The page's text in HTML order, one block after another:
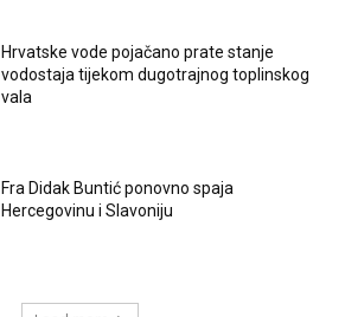
Hrvatske vode pojačano prate stanje
vodostaja tijekom dugotrajnog toplinskog
vala
Fra Didak Buntić ponovno spaja
Hercegovinu i Slavoniju